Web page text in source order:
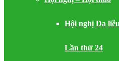
Hội nghị Da
Lần thứ 24